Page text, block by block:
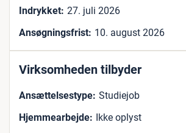
Indrykket: 27. juli 2026
Ansøgningsfrist: 10. august 2026
Virksomheden tilbyder
Ansættelsestype: Studiejob
Hjemmearbejde: Ikke oplyst